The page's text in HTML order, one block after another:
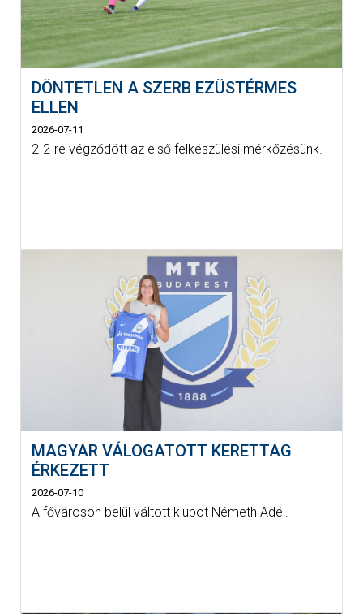
DÖNTETLEN A SZERB EZÜSTÉRMES
ELLEN
2026-07-11
2-2-re végződött az első felkészülési mérkőzésünk.
MAGYAR VÁLOGATOTT KERETTAG
ÉRKEZETT
2026-07-10
A fővároson belül váltott klubot Németh Adél.